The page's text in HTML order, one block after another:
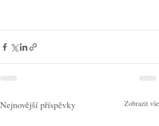
Nejnovější příspěvky Zobrazit vše